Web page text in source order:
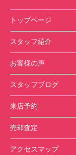
トップページ
スタッフ紹介
お客様の声
スタッフブログ
来店予約
売却査定
アクセスマップ